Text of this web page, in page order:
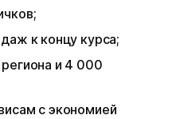
к концу курса;
и 4 000
с экономией